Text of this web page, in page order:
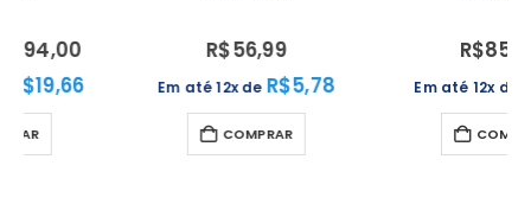
Em até 12x deR$5,78 Em até 12x deR$8,71